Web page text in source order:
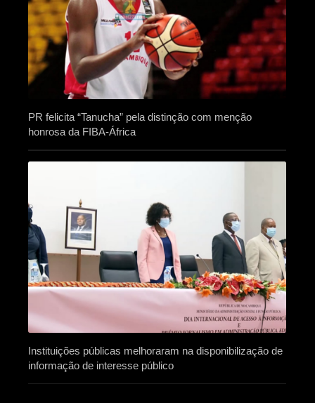
PR felicita “Tanucha” pela distinção com menção
honrosa da FIBA-África
Instituições públicas melhoraram na disponibilização de
informação de interesse público